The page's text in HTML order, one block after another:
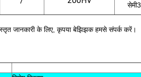
सेमी3
जानकारी के लिए, कृपया बेझिझक हमसे संपर्क करें।